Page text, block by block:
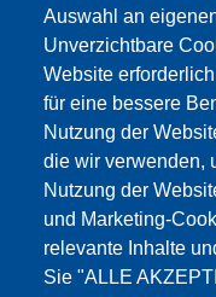
Auswahl an
Unverzichtbare
Website
für eine bessere
Nutzung der
die wir verwenden,
Nutzung der
und Marketing-
relevante Inhalte
Sie "ALLE
Dieser Inhalt ist
Cookies
NUR DIE